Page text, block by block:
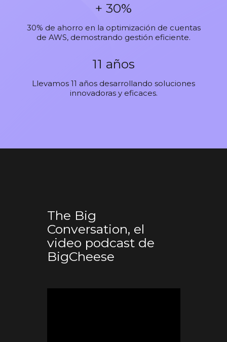
+ 30%
30% de ahorro en la optimización de cuentas
de AWS, demostrando gestión eficiente.
11 años
Llevamos 11 años desarrollando soluciones
innovadoras y eficaces.
The Big
Conversation, el
video podcast de
BigCheese